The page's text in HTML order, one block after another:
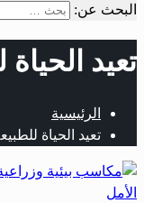
البحث عن:
تعيد الحياة
الرئيسية
تعيد الحياة